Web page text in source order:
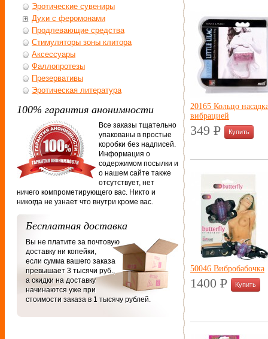
20165 Кольцо
вибрацией
349 P
УБ.
50046 Вибробабочка
1400 P
УБ.
Эротические сувениры
Духи с феромонами
Продлевающие средства
Стимуляторы зоны клитора
Аксессуары
Фаллопротезы
Презервативы
Эротическая литература
100% гарантия анонимности
Все заказы тщательно
упакованы в простые
коробки без надписей.
Информация о
содержимом посылки и
о нашем сайте также
отсутствует, нет
ничего компрометирующего вас. Никто и
никогда не узнает что внутри кроме вас.
Бесплатная доставка
Вы не платите за почтовую
доставку ни копейки,
если сумма вашего заказа
превышает 3 тысячи руб.,
а скидки на доставку
начинаются уже при
стоимости заказа в 1 тысячу рублей.